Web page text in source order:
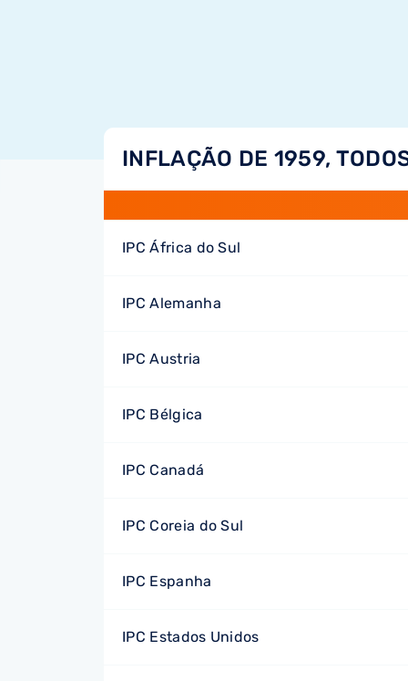
INFLAÇÃO DE 1959,
IPC África do Sul
IPC Alemanha
IPC Austria
IPC Bélgica
IPC Canadá
IPC Coreia do Sul
IPC Espanha
IPC Estados Unidos